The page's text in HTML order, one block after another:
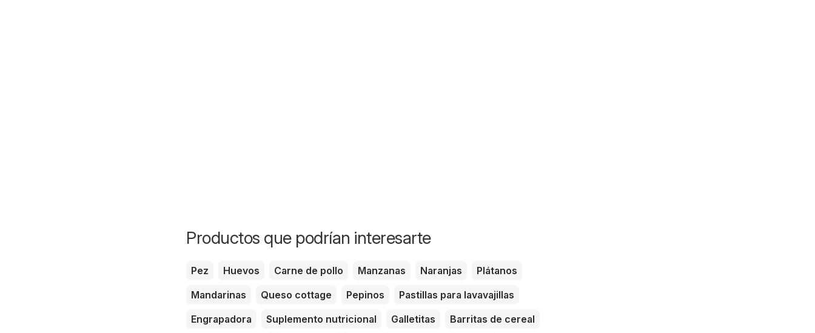
Productos que podrían interesarte
Pez Huevos Carne de pollo Manzanas Naranjas
Plátanos
Mandarinas
Queso cottage Pepinos
Pastillas para lavavajillas
Engrapadora
Suplemento nutricional Galletitas
Barritas de cereal